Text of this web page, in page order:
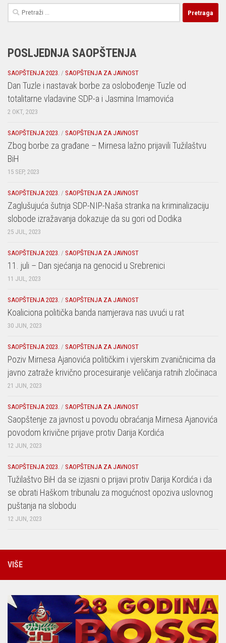
Pretraga:
POSLJEDNJA SAOPŠTENJA
SAOPŠTENJA 2023. / SAOPŠTENJA ZA JAVNOST
Dan Tuzle i nastavak borbe za oslobođenje Tuzle od
totalitarne vladavine SDP-a i Jasmina Imamovića
2 OKT, 2023
SAOPŠTENJA 2023. / SAOPŠTENJA ZA JAVNOST
Zbog borbe za građane – Mirnesa lažno prijavili Tužilaštvu
BiH
15 SEP, 2023
SAOPŠTENJA 2023. / SAOPŠTENJA ZA JAVNOST
Zaglušujuća šutnja SDP-NIP-Naša stranka na kriminalizaciju
slobode izražavanja dokazuje da su gori od Dodika
25 JUL, 2023
SAOPŠTENJA 2023. / SAOPŠTENJA ZA JAVNOST
11. juli – Dan sjećanja na genocid u Srebrenici
11 JUL, 2023
SAOPŠTENJA 2023. / SAOPŠTENJA ZA JAVNOST
Koaliciona politička banda namjerava nas uvući u rat
30 JUN, 2023
SAOPŠTENJA 2023. / SAOPŠTENJA ZA JAVNOST
Poziv Mirnesa Ajanovića političkim i vjerskim zvaničnicima da
javno zatraže krivično procesuiranje veličanja ratnih zločinaca
21 JUN, 2023
SAOPŠTENJA 2023. / SAOPŠTENJA ZA JAVNOST
Saopštenje za javnost u povodu obraćanja Mirnesa Ajanovića
povodom krivične prijave protiv Darija Kordića
12 JUN, 2023
SAOPŠTENJA 2023. / SAOPŠTENJA ZA JAVNOST
Tužilaštvo BiH da se izjasni o prijavi protiv Darija Kordića i da
se obrati Haškom tribunalu za mogućnost opoziva uslovnog
puštanja na slobodu
12 JUN, 2023
VIŠE